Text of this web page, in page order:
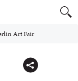
Art Fair